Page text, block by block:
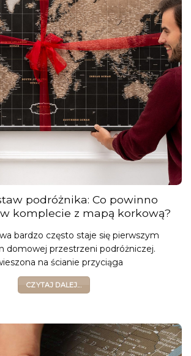
podróżnika: Co powinno
komplecie z mapą korkową?
bardzo często staje się pierwszym
domowej przestrzeni podróżniczej.
na ścianie przyciąga
CZYTAJ DALEJ...